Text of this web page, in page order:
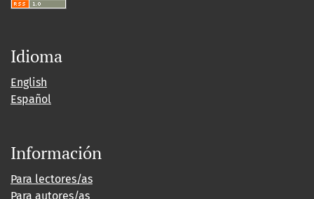
Idioma
English
Español
Información
Para lectores/as
Para autores/as